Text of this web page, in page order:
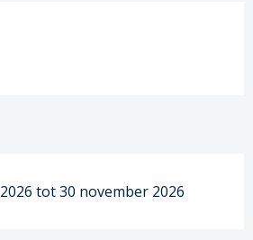
tot 30 november 2026